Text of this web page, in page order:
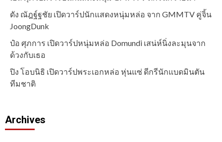
ดัง ณัฎฐ์ฐชัย เปิดวาร์ปนักแสดงหนุ่มหล่อ จาก GMMTV คู่จิ้น
JoongDunk
ป๋อ ศุภการ เปิดวาร์ปหนุ่มหล่อ Domundi เสน่ห์นิ่งละมุนจาก
ด้วงกับเธอ
ปิง โอบนิธิ เปิดวาร์ปพระเอกหล่อ หุ่นแซ่ ดีกรีนักแบดมินตัน
ทีมชาติ
Archives